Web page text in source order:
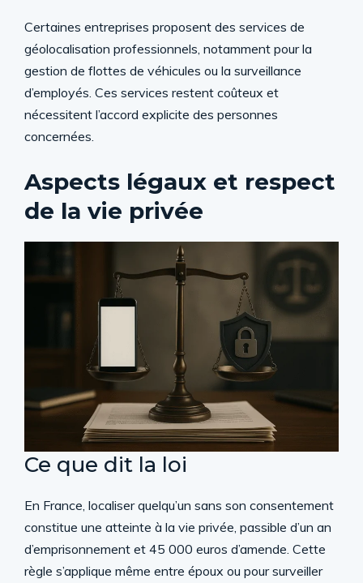
Certaines entreprises proposent des services de
géolocalisation professionnels, notamment pour la
gestion de flottes de véhicules ou la surveillance
d’employés. Ces services restent coûteux et
nécessitent l’accord explicite des personnes
concernées.
Aspects légaux et respect
de la vie privée
Ce que dit la loi
En France, localiser quelqu’un sans son consentement
constitue une atteinte à la vie privée, passible d’un an
d’emprisonnement et 45 000 euros d’amende. Cette
règle s’applique même entre époux ou pour surveiller